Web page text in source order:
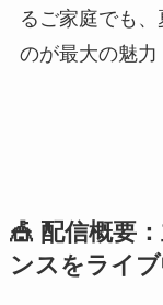
るご家庭でも
のが最大の魅力
🎪 配信概要
ンスをライブ